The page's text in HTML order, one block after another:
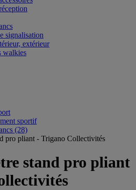
signalisation
extérieur
walkies
sportif
(28)
pro pliant - Trigano Collectivités
stand pro pliant